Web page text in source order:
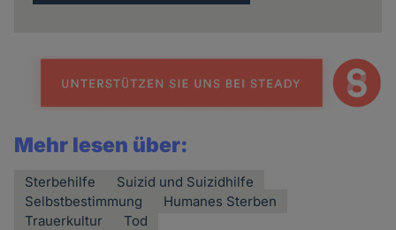
Mehr lesen über:
Sterbehilfe
Suizid und Suizidhilfe
Selbstbestimmung
Humanes Sterben
Trauerkultur
Tod